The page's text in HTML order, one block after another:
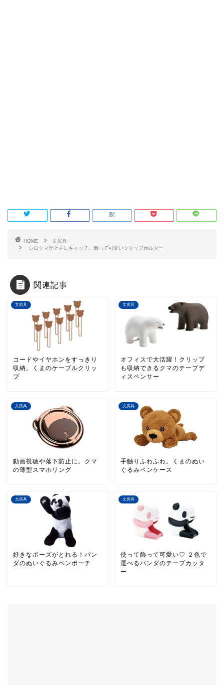
HOME
文房具
シロクマが上手にキャッチ。飾って可愛いクリップホルダー
関連記事
文房具
コードやイヤホンをすっきり
収納。くまのケーブルクリッ
プ
文房具
オフィスで大活躍！クリップ
も収納できるクマのテープデ
ィスペンサー
文房具
動画視聴や落下防止に。クマ
の薄型スマホリング
文房具
手触りふわふわ。くまのぬい
ぐるみペンケース
文房具
好きなポーズがとれる！パン
ダのぬいぐるみペンポーチ
文房具
使って飾って可愛い♡ ２色で
選べるパンダのテープカッタ
ー